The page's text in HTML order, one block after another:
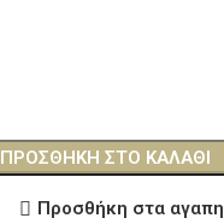
ΠΡΟΣΘΉΚΗ ΣΤΟ ΚΑΛΆΘΙ
Προσθήκη στα